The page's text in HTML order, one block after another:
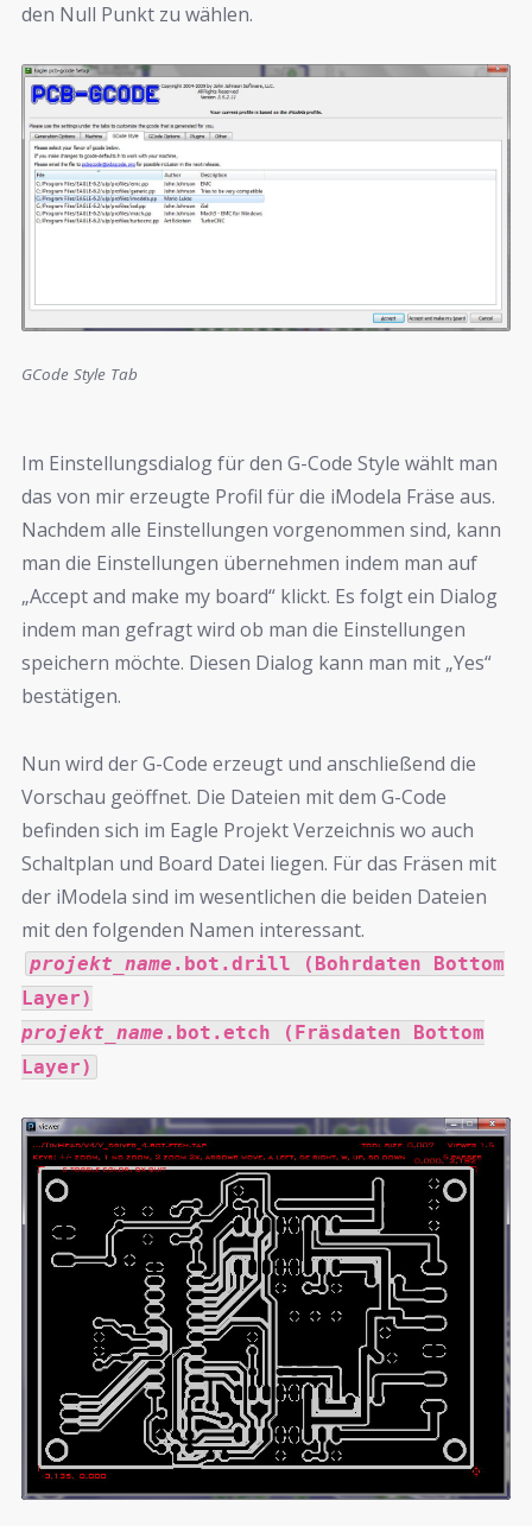
den Null Punkt zu wählen.
GCode Style Tab
Im Einstellungsdialog für den G-Code Style wählt man
das von mir erzeugte Profil für die iModela Fräse aus.
Nachdem alle Einstellungen vorgenommen sind, kann
man die Einstellungen übernehmen indem man auf
„Accept and make my board“ klickt. Es folgt ein Dialog
indem man gefragt wird ob man die Einstellungen
speichern möchte. Diesen Dialog kann man mit „Yes“
bestätigen.
Nun wird der G-Code erzeugt und anschließend die
Vorschau geöffnet. Die Dateien mit dem G-Code
befinden sich im Eagle Projekt Verzeichnis wo auch
Schaltplan und Board Datei liegen. Für das Fräsen mit
der iModela sind im wesentlichen die beiden Dateien
mit den folgenden Namen interessant.
projekt_name .bot.drill (Bohrdaten Bottom
Layer)
projekt_name .bot.etch (Fräsdaten Bottom
Layer)